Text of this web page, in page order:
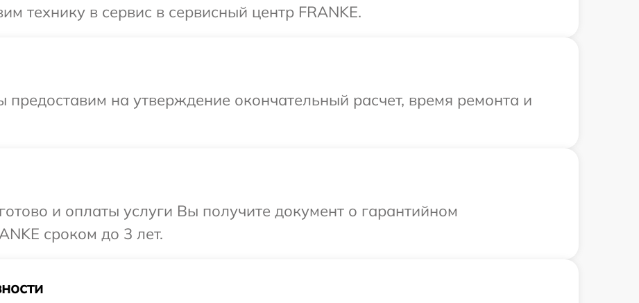
технику в сервис в сервисный центр FRANKE.
на утверждение окончательный расчет, время ремонта и
и оплаты услуги Вы получите документ о гарантийном
сроком до 3 лет.